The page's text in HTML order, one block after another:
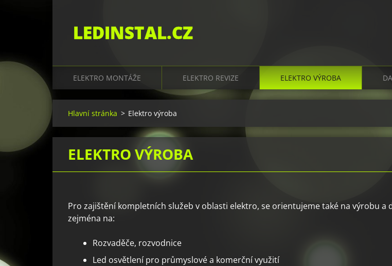
LEDINSTAL.CZ
ELEKTRO MONTÁŽE ELEKTRO REVIZE ELEKTRO VÝROBA
Hlavní stránka > Elektro výroba
ELEKTRO VÝROBA
Pro zajištění kompletních služeb v oblasti elektro, se orientujeme také na výrobu a
zejména na:
Rozvaděče, rozvodnice
Led osvětlení pro průmyslové a komerční využití